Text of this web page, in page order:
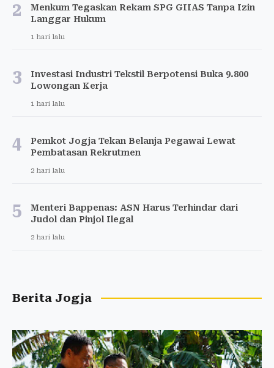
2
Menkum Tegaskan Rekam SPG GIIAS Tanpa Izin
Langgar Hukum
1 hari lalu
3
Investasi Industri Tekstil Berpotensi Buka 9.800
Lowongan Kerja
1 hari lalu
4
Pemkot Jogja Tekan Belanja Pegawai Lewat
Pembatasan Rekrutmen
2 hari lalu
5
Menteri Bappenas: ASN Harus Terhindar dari
Judol dan Pinjol Ilegal
2 hari lalu
Berita Jogja